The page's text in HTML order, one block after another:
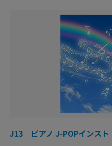
J13 ピアノ J-POPインスト